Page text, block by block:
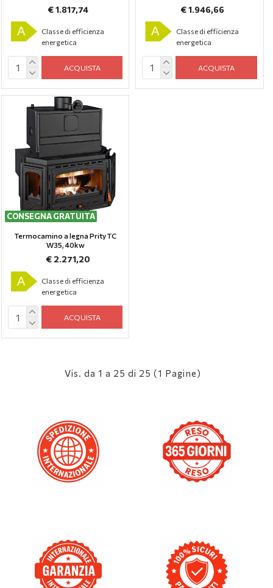
€ 1.817,74
A
Classe di efficienza
energetica
ACQUISTA
€ 1.946,66
A
Classe di efficienza
energetica
ACQUISTA
CONSEGNA GRATUITA
Termocamino a legna Prity TC
W35, 40kw
€ 2.271,20
A
Classe di efficienza
energetica
ACQUISTA
Vis. da 1 a 25 di 25 (1 Pagine)